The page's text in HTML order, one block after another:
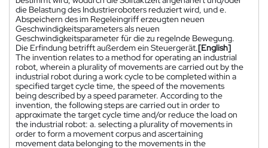
die Belastung des Industrieroboters reduziert wird, und e.
Abspeichern des im Regeleingriff erzeugten neuen
Geschwindigkeitsparameters als neuen
Geschwindigkeitsparameter für die zu regelnde Bewegung.
Die Erfindung betrifft außerdem ein Steuergerät.[English]
The invention relates to a method for operating an industrial
robot, wherein a plurality of movements are carried out by the
industrial robot during a work cycle to be completed within a
specified target cycle time, the speed of the movements
being described by a speed parameter. According to the
invention, the following steps are carried out in order to
approximate the target cycle time and/or reduce the load on
the industrial robot: a. selecting a plurality of movements in
order to form a movement corpus and ascertaining
movement data belonging to the movements in the